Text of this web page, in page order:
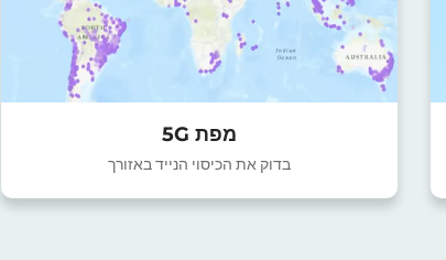
מפת 5G
בדוק את הכיסוי הנייד באזורך